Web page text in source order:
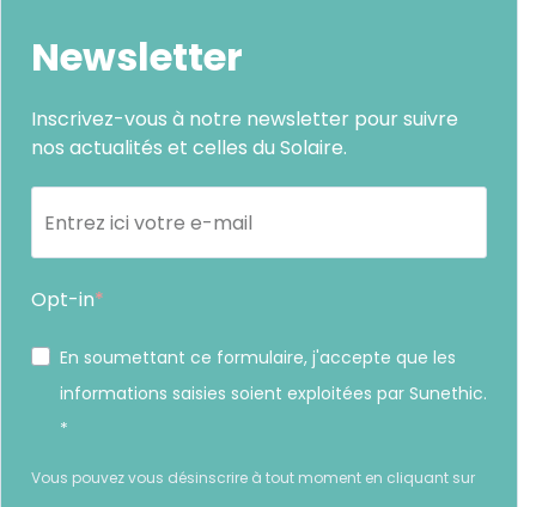
Newsletter
Inscrivez-vous à notre newsletter pour suivre
nos actualités et celles du Solaire.
Opt-in
En soumettant ce formulaire, j'accepte que les
informations saisies soient exploitées par Sunethic.
*
Vous pouvez vous désinscrire à tout moment en cliquant sur